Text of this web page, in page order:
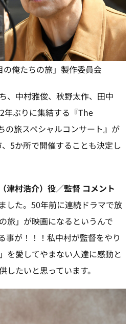
の俺たちの旅」製作委員会
、中村雅俊、秋野太作、田中
年ぶりに集結する『The
旅スペシャルコンサート』が
5か所で開催することも決定し
津村浩介）役／監督 コメント
した。50年前に連続ドラマで放
旅」が映画になるというんで
事が！！！私中村が監督をやり
を愛してやまない人達に感動と
たいと思っています。